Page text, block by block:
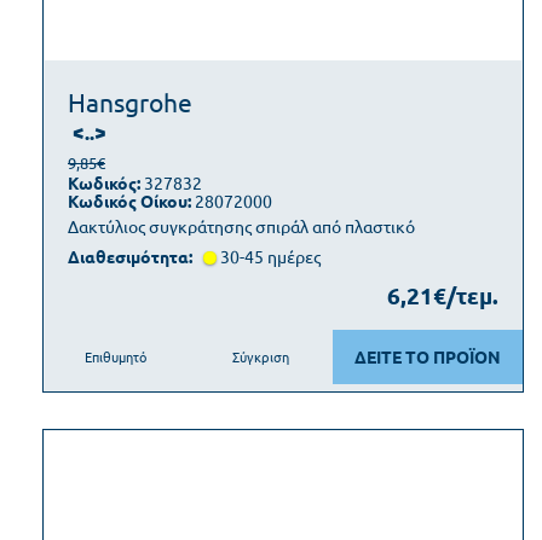
Hansgrohe
<..>
Δακτύλιος συγκράτησης σπιράλ από πλαστικό
9,85€
Κωδικός: 327832
Κωδικός Οίκου: 28072000
Διαθεσιμότητα: 30-45 ημέρες
6,21€/τεμ.
ΔΕΙΤΕ ΤΟ ΠΡΟΪΟΝ
Επιθυμητό Σύγκριση